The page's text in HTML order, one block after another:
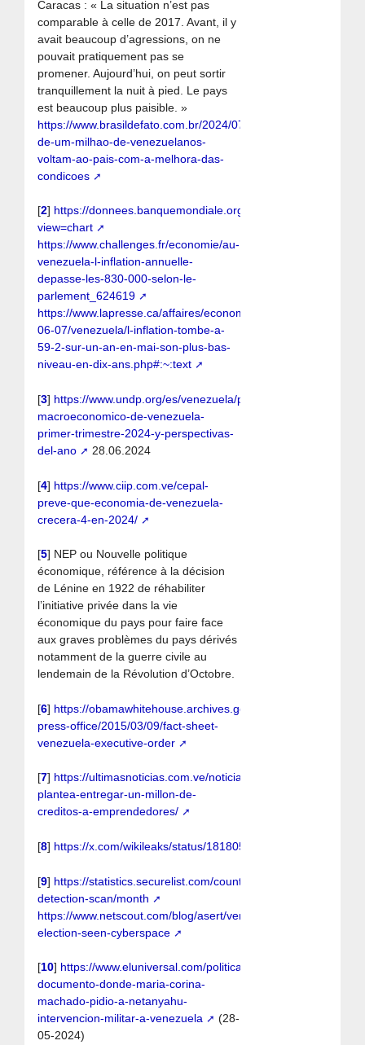
Caracas : « La situation n’est pas
comparable à celle de 2017. Avant, il y
avait beaucoup d’agressions, on ne
pouvait pratiquement pas se
promener. Aujourd’hui, on peut sortir
tranquillement la nuit à pied. Le pays
est beaucoup plus paisible. »
https://www.brasildefato.com.br/2024/07/10/mais-
de-um-milhao-de-venezuelanos-
voltam-ao-pais-com-a-melhora-das-
condicoes
[2] https://donnees.banquemondiale.org/pays/venezuela?
view=chart
https://www.challenges.fr/economie/au-
venezuela-l-inflation-annuelle-
depasse-les-830-000-selon-le-
parlement_624619
https://www.lapresse.ca/affaires/economie/2024-
06-07/venezuela/l-inflation-tombe-a-
59-2-sur-un-an-en-mai-son-plus-bas-
niveau-en-dix-ans.php#:~:text
[3] https://www.undp.org/es/venezuela/publicaciones/
macroeconomico-de-venezuela-
primer-trimestre-2024-y-perspectivas-
del-ano
28.06.2024
[4] https://www.ciip.com.ve/cepal-
preve-que-economia-de-venezuela-
crecera-4-en-2024/
[5] NEP ou Nouvelle politique
économique, référence à la décision
de Lénine en 1922 de réhabiliter
l’initiative privée dans la vie
économique du pays pour faire face
aux graves problèmes du pays dérivés
notamment de la guerre civile au
lendemain de la Révolution d’Octobre.
[6] https://obamawhitehouse.archives.gov/the-
press-office/2015/03/09/fact-sheet-
venezuela-executive-order
[7] https://ultimasnoticias.com.ve/noticias/economia/maduro-
plantea-entregar-un-millon-de-
creditos-a-emprendedores/
[8] https://x.com/wikileaks/status/1818050919407223180
[9] https://statistics.securelist.com/country/
detection-scan/month
https://www.netscout.com/blog/asert/venezuelas-
election-seen-cyberspace
[10] https://www.eluniversal.com/politica/182834/revelan-
documento-donde-maria-corina-
machado-pidio-a-netanyahu-
intervencion-militar-a-venezuela
(28-
05-2024)